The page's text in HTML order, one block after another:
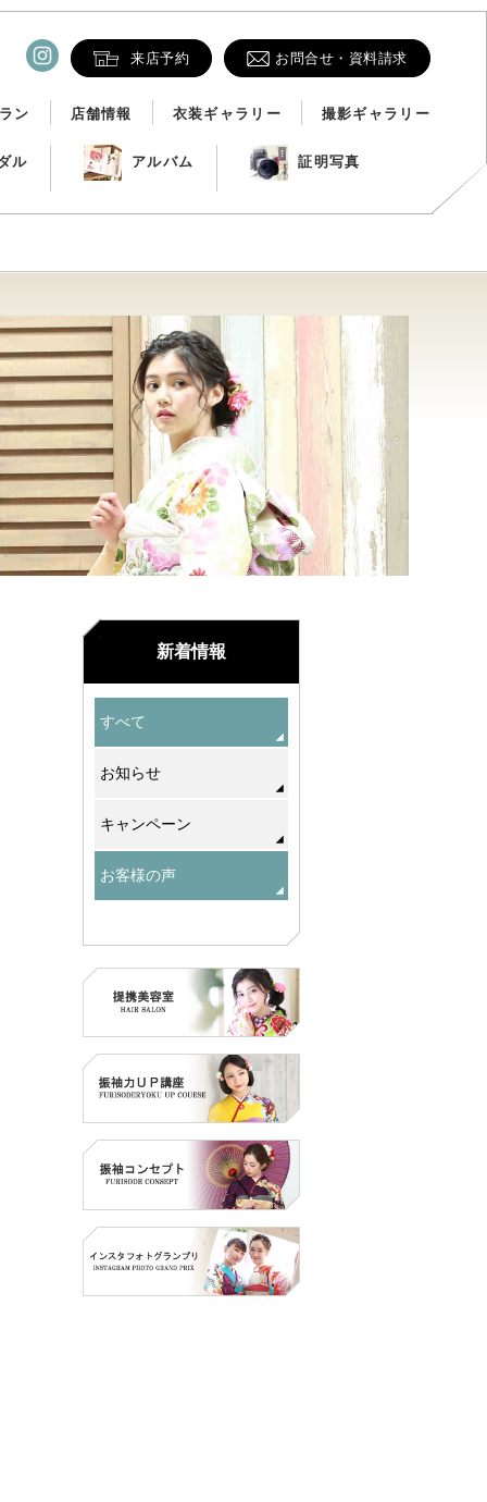
来店予約 お問合せ・資料請求
ン 店舗情報 衣装ギャラリー 撮影ギャラリー
ル アルバム 証明写真
新着情報
すべて
お知らせ
キャンペーン
お客様の声